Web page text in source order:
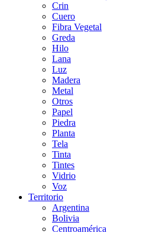
Crin
Cuero
Fibra Vegetal
Greda
Hilo
Lana
Luz
Madera
Metal
Otros
Papel
Piedra
Planta
Tela
Tinta
Tintes
Vidrio
Voz
Territorio
Argentina
Bolivia
Centroamérica